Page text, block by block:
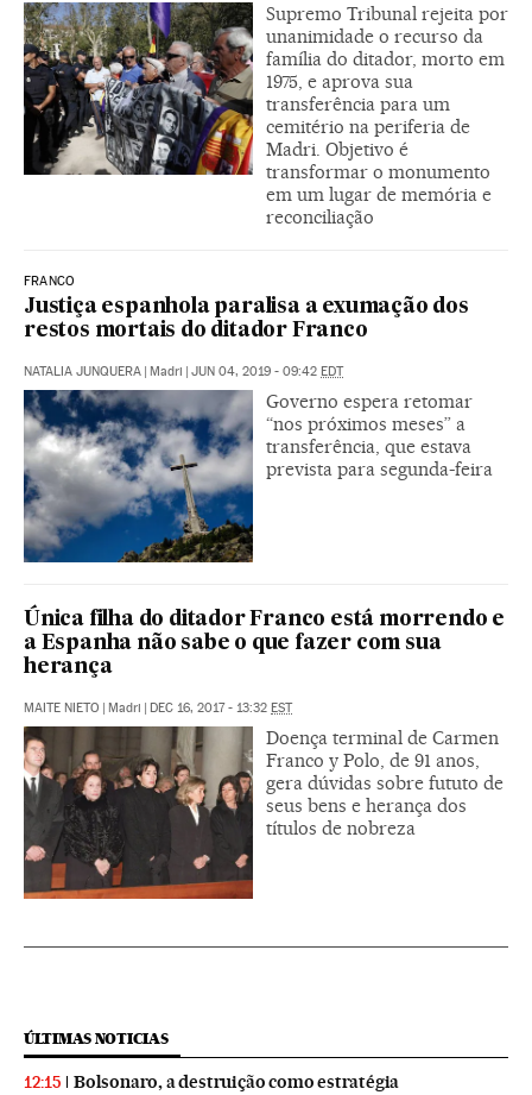
Supremo Tribunal rejeita por
unanimidade o recurso da
família do ditador, morto em
1975, e aprova sua
transferência para um
cemitério na periferia de
Madri. Objetivo é
transformar o monumento
em um lugar de memória e
reconciliação
FRANCO
Justiça espanhola paralisa a exumação dos
restos mortais do ditador Franco
NATALIA JUNQUERA Madri JUN 04, 2019 - 09:42 EDT
Governo espera retomar
“nos próximos meses” a
transferência, que estava
prevista para segunda-feira
Única filha do ditador Franco está morrendo e
a Espanha não sabe o que fazer com sua
herança
MAITE NIETO Madri DEC 16, 2017 - 13:32 EST
Doença terminal de Carmen
Franco y Polo, de 91 anos,
gera dúvidas sobre fututo de
seus bens e herança dos
títulos de nobreza
ÚLTIMAS NOTICIAS
12:15 Bolsonaro, a destruição como estratégia